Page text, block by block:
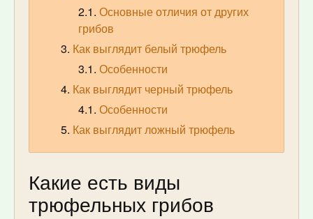
Основные отличия от других
грибов
Как выглядит белый трюфель
Особенности
Как выглядит черный трюфель
Особенности
Как выглядит ложный трюфель
Какие есть виды
трюфельных грибов